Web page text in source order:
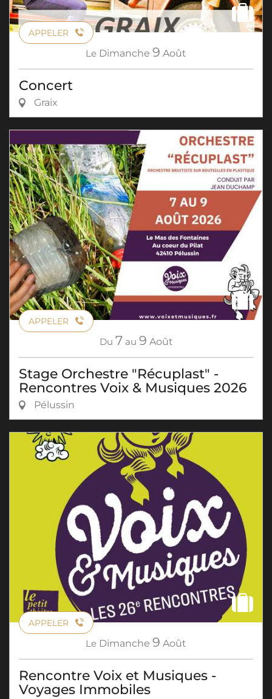
APPELER
Le Dimanche 9 Août
Concert
Graix
APPELER
Du 7 au 9 Août
Stage Orchestre "Récuplast" -
Rencontres Voix & Musiques 2026
Pélussin
APPELER
Le Dimanche 9 Août
Rencontre Voix et Musiques -
Voyages Immobiles